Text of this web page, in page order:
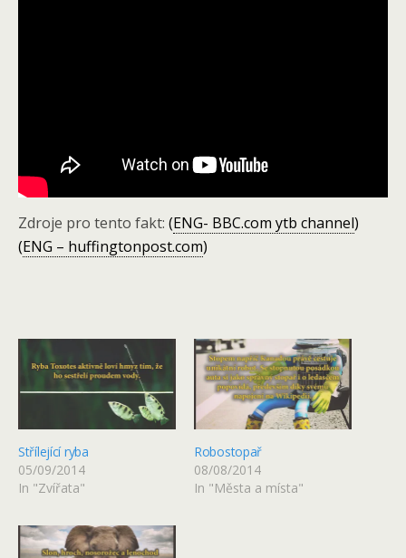
Zdroje pro tento fakt: (ENG- BBC.com ytb channel)
(ENG – huffingtonpost.com)
Střílející ryba
05/09/2014
In "Zvířata"
Robostopař
08/08/2014
In "Města a místa"